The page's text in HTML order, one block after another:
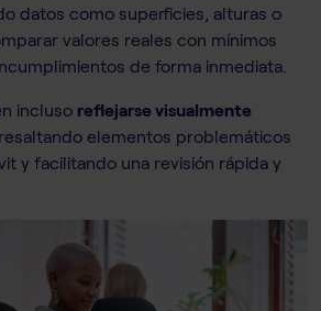
datos como superficies, alturas o
valores reales con mínimos
de forma inmediata.
incluso reflejarse visualmente
, resaltando elementos problemáticos
y facilitando una revisión rápida y